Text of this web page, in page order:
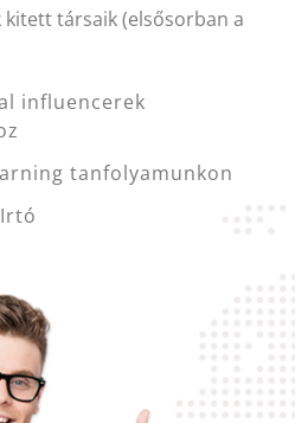
kitett társaik (elsősorban a
influencerek
tanfolyamunkon